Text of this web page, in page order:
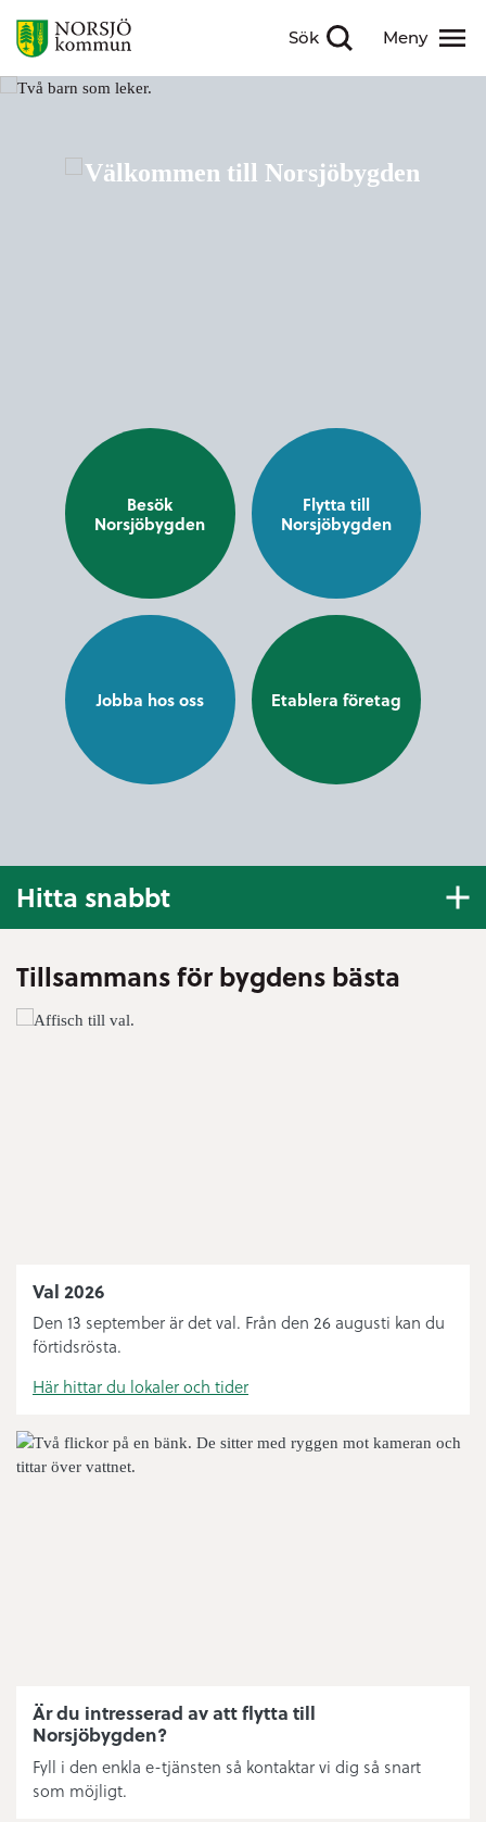
Sök
Visa sökfält Meny
Visa meny
Besök
Norsjöbygden
Flytta till
Norsjöbygden
Jobba hos oss Etablera företag
Tillsammans för bygdens bästa
Val 2026
Den 13 september är det val. Från den 26 augusti kan du
förtidsrösta.
Här hittar du lokaler och tider
Är du intresserad av att flytta till
Norsjöbygden?
Fyll i den enkla e-tjänsten så kontaktar vi dig så snart
som möjligt.
Hitta snabbt
Bygglov
Knut’n
Felanmälan och journummer
Handelsplats Norsjö
Fritidsanläggningar
Ishallens tider
Bredband/fiber/driftstatus